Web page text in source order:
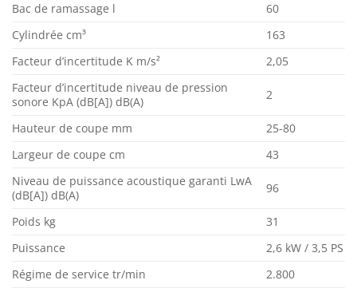
Bac de ramassage l
60
Cylindrée cm³
163
Facteur d’incertitude K m/s²
2,05
Facteur d’incertitude niveau de pression
sonore KpA (dB[A]) dB(A)
2
Hauteur de coupe mm
25-80
Largeur de coupe cm
43
Niveau de puissance acoustique garanti LwA
(dB[A]) dB(A)
96
Poids kg
31
Puissance
2,6 kW / 3,5 PS
Régime de service tr/min
2.800